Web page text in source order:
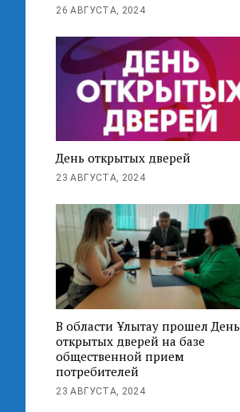
26 АВГУСТА, 2024
День открытых дверей
23 АВГУСТА, 2024
В области Ұлытау прошел День
открытых дверей на базе
общественной прием
потребителей
23 АВГУСТА, 2024